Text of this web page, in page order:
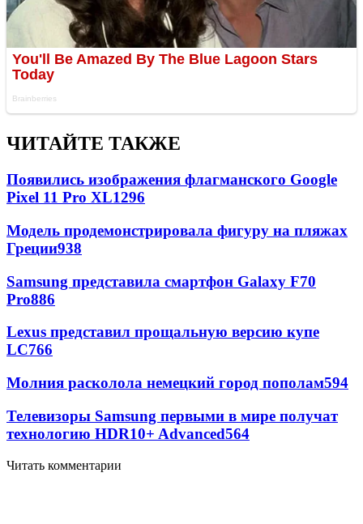
ЧИТАЙТЕ ТАКЖЕ
Появились изображения флагманского Google
Pixel 11 Pro XL1296
Модель продемонстрировала фигуру на пляжах
Греции938
Samsung представила смартфон Galaxy F70
Pro886
Lexus представил прощальную версию купе
LC766
Молния расколола немецкий город пополам594
Телевизоры Samsung первыми в мире получат
технологию HDR10+ Advanced564
Читать комментарии